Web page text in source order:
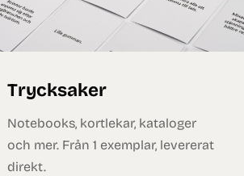
Trycksaker
Notebooks, kortlekar, kataloger
och mer. Från 1 exemplar, levererat
direkt.